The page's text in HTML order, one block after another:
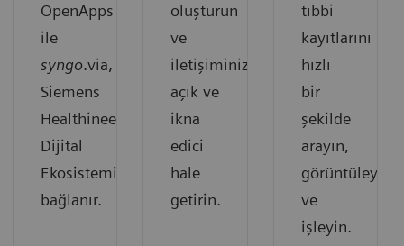
OpenApps
ile
syngo.via,
Siemens
Healthineers
Dijital
Ekosistemine
bağlanır.
oluşturun
ve
iletişiminizi
açık ve
ikna
edici
hale
getirin.
tıbbi
kayıtlarını
hızlı
bir
şekilde
arayın,
görüntüleyin
ve
işleyin.